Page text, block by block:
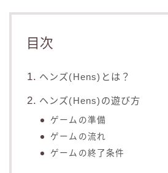
目次
ヘンズ(Hens)とは？
ヘンズ(Hens)の遊び方
ゲームの準備
ゲームの流れ
ゲームの終了条件